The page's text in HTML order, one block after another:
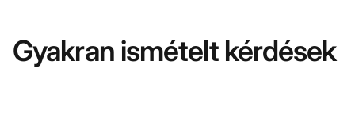
Gyakran ismételt kérdések